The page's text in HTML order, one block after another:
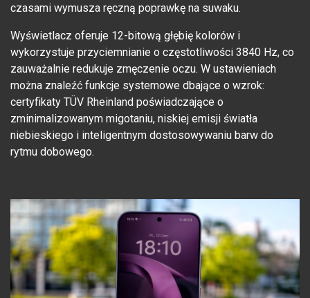
czasami wymusza ręczną poprawkę na suwaku.
Wyświetlacz oferuje 12-bitową głębię kolorów i
wykorzystuje przyciemnianie o częstotliwości 3840 Hz, co
zauważalnie redukuje zmęczenie oczu. W ustawieniach
można znaleźć funkcje systemowe dbające o wzrok:
certyfikaty TÜV Rheinland poświadczające o
zminimalizowanym migotaniu, niskiej emisji światła
niebieskiego i inteligentnym dostosowywaniu barw do
rytmu dobowego.